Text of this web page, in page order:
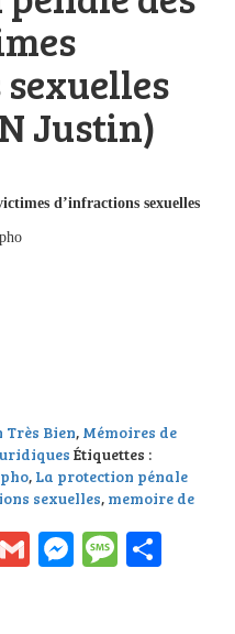
Justin)
d’infractions sexuelles
des mineurs victimes
Bien, Mémoires de
Étiquettes :
, La protection pénale
sexuelles, memoire de
Gmail